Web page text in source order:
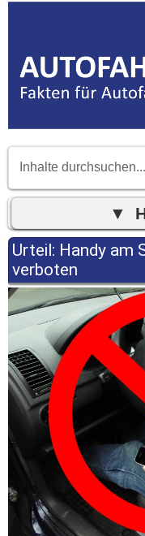
Urteil: Handy am
verboten